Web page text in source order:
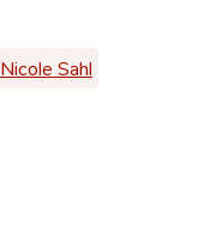
Nicole Sahl